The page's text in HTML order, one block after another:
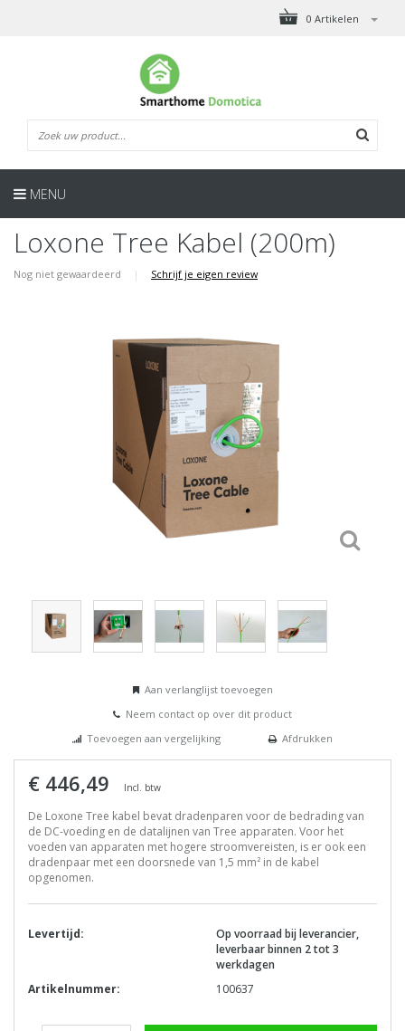
0 Artikelen
MENU
Loxone Tree Kabel (200m)
Nog niet gewaardeerd | Schrijf je eigen review
Aan verlanglijst toevoegen
Neem contact op over dit product
Toevoegen aan vergelijking
Afdrukken
€ 446,49 Incl. btw
De Loxone Tree kabel bevat dradenparen voor de bedrading van
de DC-voeding en de datalijnen van Tree apparaten. Voor het
voeden van apparaten met hogere stroomvereisten, is er ook een
dradenpaar met een doorsnede van 1,5 mm² in de kabel
opgenomen.
Levertijd:
Op voorraad bij leverancier,
leverbaar binnen 2 tot 3
werkdagen
Artikelnummer:
100637